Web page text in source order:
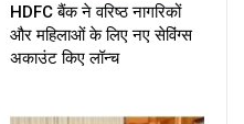
HDFC बैंक ने वरिष्ठ नागरिकों
और महिलाओं के लिए नए सेविंग्स
अकाउंट किए लॉन्च